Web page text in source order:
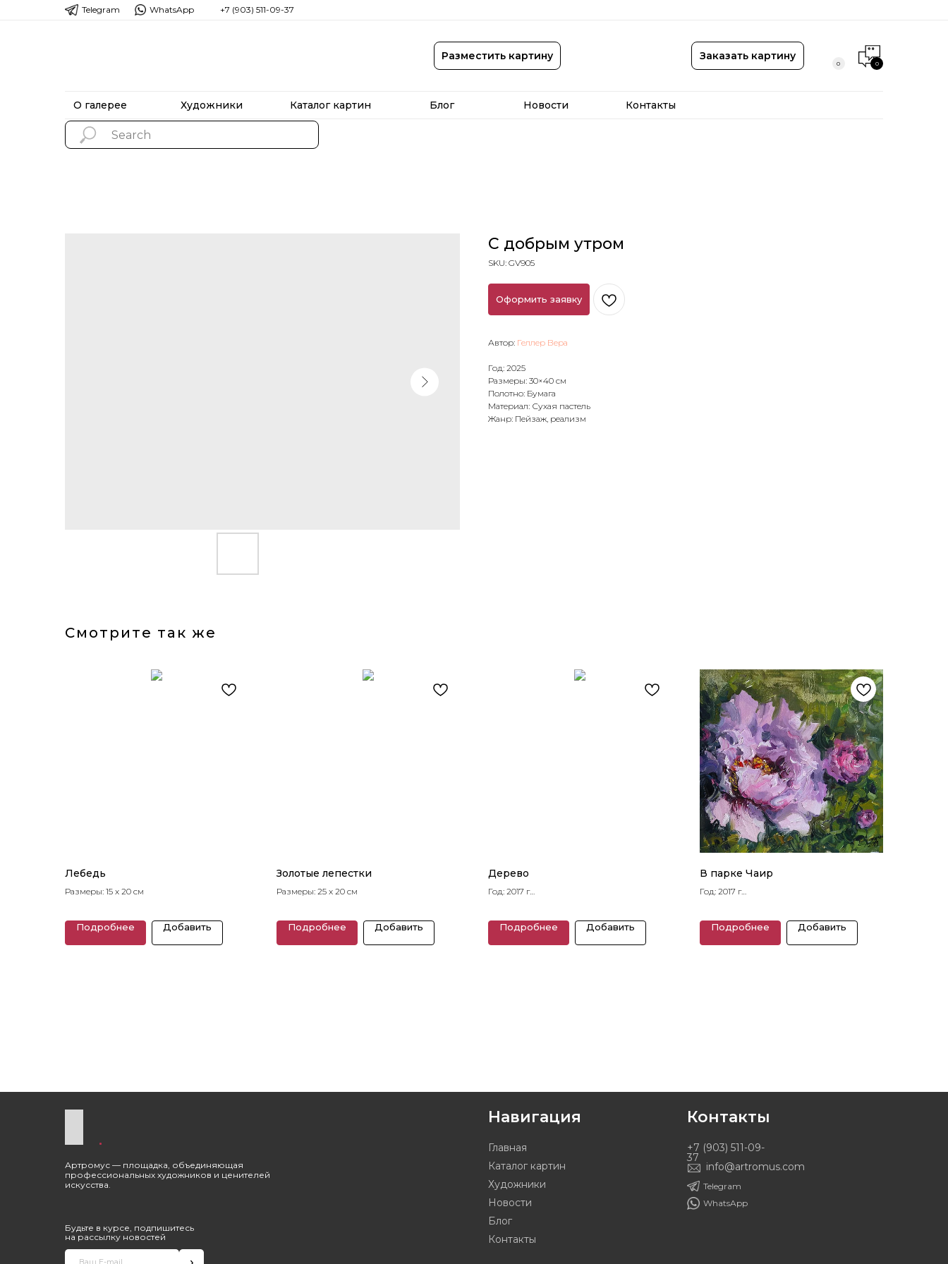
Разместить картину Заказать картину
0
0
Контакты
Новости
Блог
Каталог картин
Художники
О галерее
Telegram WhatsApp +7 (903) 511-09-37
Художники
О галерее
С добрым утром
SKU: GV905
Оформить заявку
Автор: Геллер Вера
Год: 2025
Размеры: 30×40 см
Полотно: Бумага
Материал: Сухая пастель
Жанр: Пейзаж, реализм
Смотрите так же
Лебедь
Размеры: 15 x 20 см
Подробнее Добавить
Золотые лепестки
Размеры: 25 x 20 см
Подробнее Добавить
Дерево
Год: 2017 г
Подробнее Добавить
В парке Чаир
Год: 2017 г
Подробнее Добавить
Навигация Контакты
+7 (903) 511-09-
37
Telegram
WhatsApp
info@artromus.com
Артромус — площадка, объединяющая
профессиональных художников и ценителей
искусства.
Будьте в курсе, подпишитесь
на рассылку новостей
Главная
Каталог картин
Художники
Новости
Блог
Контакты